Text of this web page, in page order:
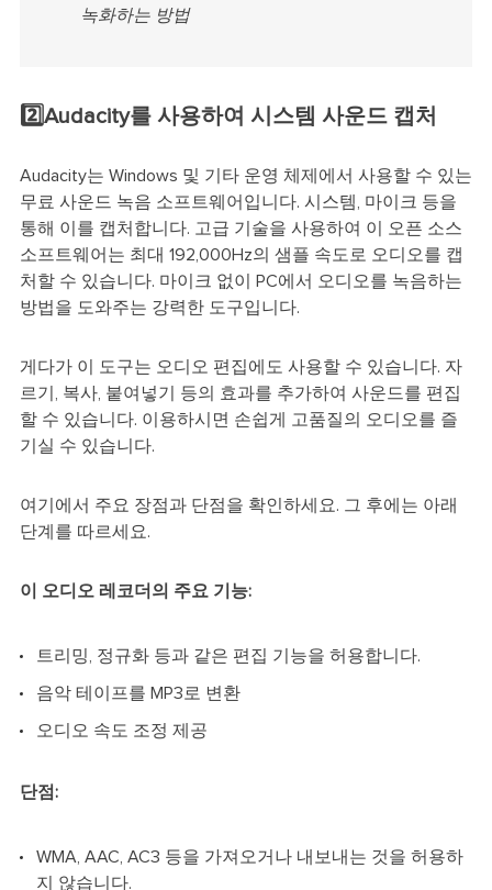
녹화하는 방법
2️⃣Audacity를 사용하여 시스템 사운드 캡처
Audacity는 Windows 및 기타 운영 체제에서 사용할 수 있는
무료 사운드 녹음 소프트웨어입니다. 시스템, 마이크 등을
통해 이를 캡처합니다. 고급 기술을 사용하여 이 오픈 소스
소프트웨어는 최대 192,000Hz의 샘플 속도로 오디오를 캡
처할 수 있습니다. 마이크 없이 PC에서 오디오를 녹음하는
방법을 도와주는 강력한 도구입니다.
게다가 이 도구는 오디오 편집에도 사용할 수 있습니다. 자
르기, 복사, 붙여넣기 등의 효과를 추가하여 사운드를 편집
할 수 있습니다. 이용하시면 손쉽게 고품질의 오디오를 즐
기실 수 있습니다.
여기에서 주요 장점과 단점을 확인하세요. 그 후에는 아래
단계를 따르세요.
이 오디오 레코더의 주요 기능:
트리밍, 정규화 등과 같은 편집 기능을 허용합니다.
음악 테이프를 MP3로 변환
오디오 속도 조정 제공
단점:
WMA, AAC, AC3 등을 가져오거나 내보내는 것을 허용하
지 않습니다.